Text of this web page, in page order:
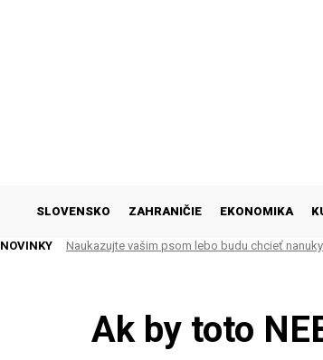
SLOVENSKO ZAHRANIČIE EKONOMIKA
NOVINKY Naukazujte vašim psom lebo budu chcieť
Ak by toto